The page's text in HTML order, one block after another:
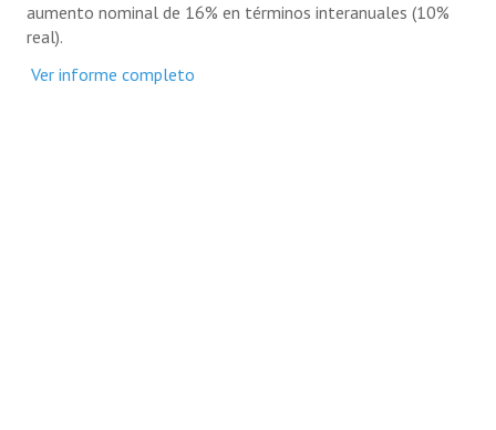
aumento nominal de 16% en términos interanuales (10%
real).
Ver informe completo